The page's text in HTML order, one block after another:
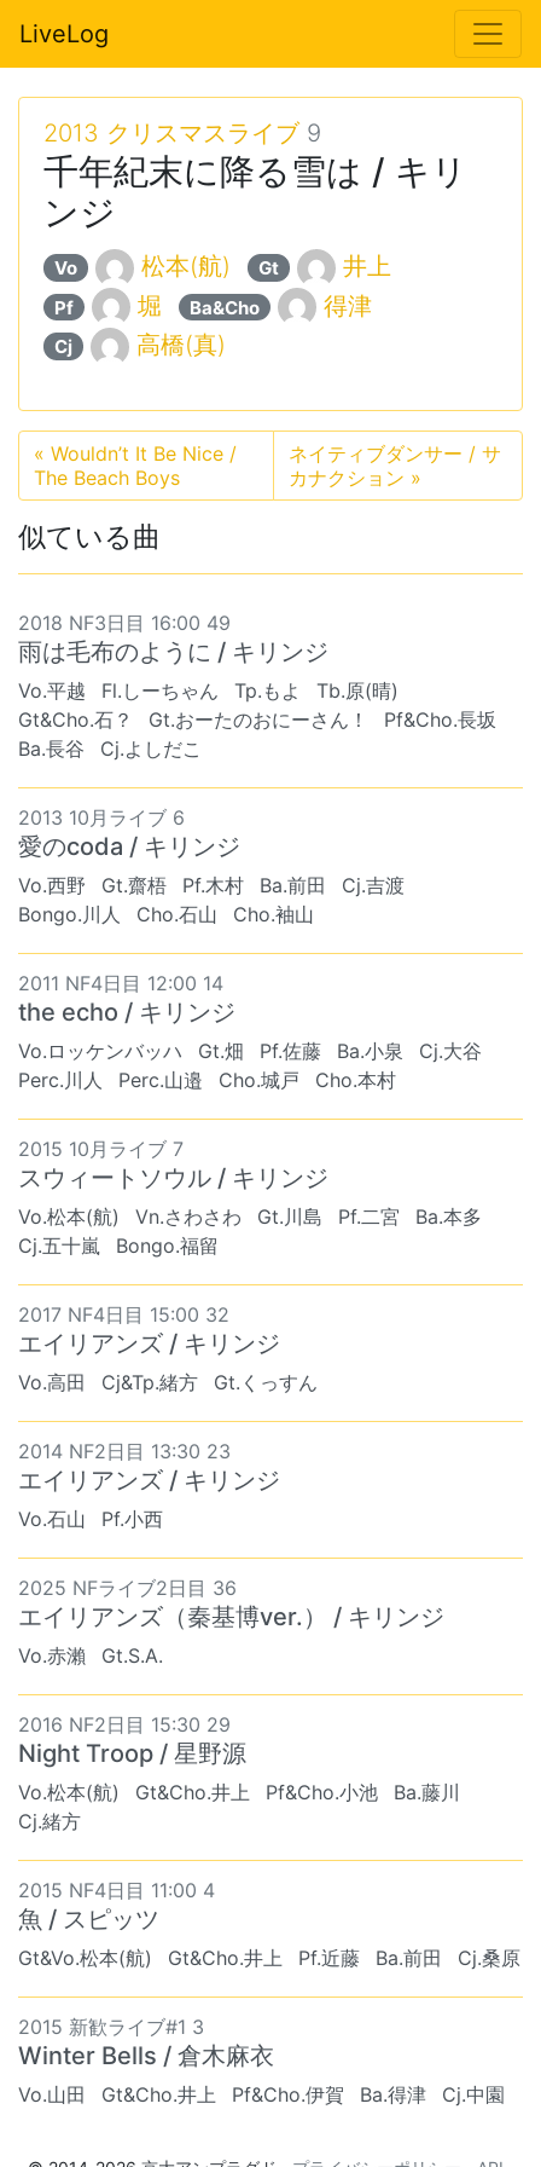
LiveLog
2013 クリスマスライブ9
千年紀末に降る雪は / キリ
ンジ
Vo 松本(航) Gt 井上
Pf 堀 Ba&Cho 得津
Cj 高橋(真)
« Wouldn’t It Be Nice /
The Beach Boys
ネイティブダンサー / サ
カナクション »
似ている曲
2018 NF3日目 16:00 49
雨は毛布のように / キリンジ
Vo.平越 Fl.しーちゃん Tp.もよ
Tb.原(晴)
Gt&Cho.石？
Gt.おーたのおにーさん！
Pf&Cho.長坂
Ba.長谷
Cj.よしだこ
2013 10月ライブ 6
愛のcoda / キリンジ
Vo.西野 Gt.齋梧 Pf.木村 Ba.前田
Cj.吉渡
Bongo.川人
Cho.石山 Cho.袖山
2011 NF4日目 12:00 14
the echo / キリンジ
Vo.ロッケンバッハ Gt.畑 Pf.佐藤 Ba.小泉
Cj.大谷
Perc.川人
Perc.山邉 Cho.城戸 Cho.本村
2015 10月ライブ 7
スウィートソウル / キリンジ
Vo.松本(航) Vn.さわさわ Gt.川島 Pf.二宮
Ba.本多
Cj.五十嵐
Bongo.福留
2017 NF4日目 15:00 32
エイリアンズ / キリンジ
Vo.高田 Cj&Tp.緒方 Gt.くっすん
2014 NF2日目 13:30 23
エイリアンズ / キリンジ
Vo.石山 Pf.小西
2025 NFライブ2日目 36
エイリアンズ（秦基博ver.） / キリンジ
Vo.赤瀨 Gt.S.A.
2016 NF2日目 15:30 29
Night Troop / 星野源
Vo.松本(航) Gt&Cho.井上 Pf&Cho.小池
Ba.藤川
Cj.緒方
2015 NF4日目 11:00 4
魚 / スピッツ
Gt&Vo.松本(航) Gt&Cho.井上 Pf.近藤 Ba.前田 Cj.桑原
2015 新歓ライブ#1 3
Winter Bells / 倉木麻衣
Vo.山田 Gt&Cho.井上 Pf&Cho.伊賀 Ba.得津 Cj.中園